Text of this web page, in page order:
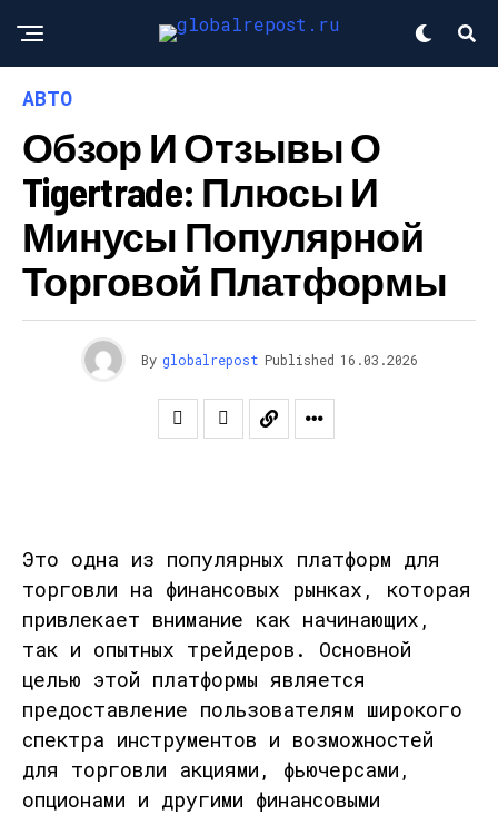
АВТО
Обзор И Отзывы О
Tigertrade: Плюсы И
Минусы Популярной
Торговой Платформы
By globalrepost Published 16.03.2026
Это одна из популярных платформ для
торговли на финансовых рынках, которая
привлекает внимание как начинающих,
так и опытных трейдеров. Основной
целью этой платформы является
предоставление пользователям широкого
спектра инструментов и возможностей
для торговли акциями, фьючерсами,
опционами и другими финансовыми